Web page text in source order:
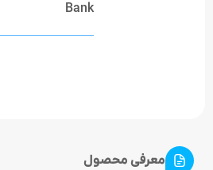
Bank
معرفی محصول